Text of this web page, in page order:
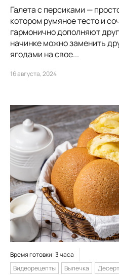
Галета с персиками —
котором румяное тесто и
гармонично дополняют
начинке можно заменить
ягодами на свое...
16 августа, 2024
Время готовки: 3 часа
Видеорецепты
Выпечка